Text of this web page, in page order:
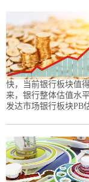
快，当前银行板块值
来，银行整体估值水
发达市场银行板块PB